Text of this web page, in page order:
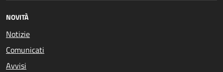
NOVITÀ
Notizie
Comunicati
Avvisi